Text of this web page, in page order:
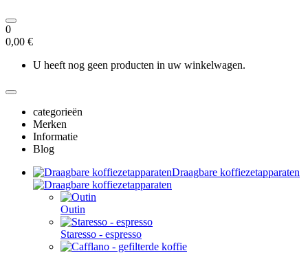
0
0,00 €
U heeft nog geen producten in uw winkelwagen.
categorieën
Merken
Informatie
Blog
Draagbare koffiezetapparaten
Outin
Staresso - espresso